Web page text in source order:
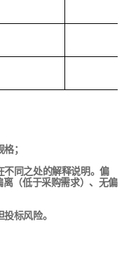
；
不同之处的解释说明。偏
（低于采购需求）、无偏
标风险。